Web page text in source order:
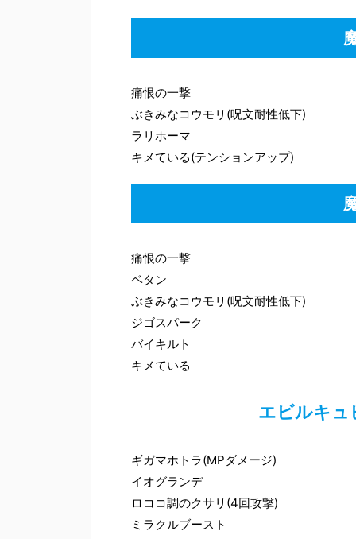
痛恨の一撃
ぶきみなコウモリ(呪文耐性低下)
ラリホーマ
キメている(テンションアップ)
痛恨の一撃
ベタン
ぶきみなコウモリ(呪文耐性低下)
ジゴスパーク
バイキルト
キメている
エビルキュ
ギガマホトラ(MPダメージ)
イオグランデ
ロココ調のクサリ(4回攻撃)
ミラクルブースト